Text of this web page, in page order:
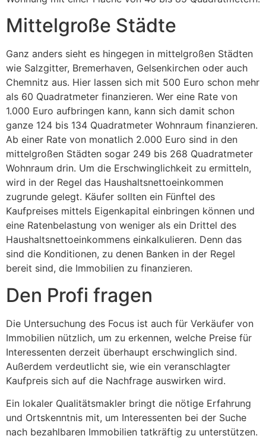
Mittelgroße Städte
Ganz anders sieht es hingegen in mittelgroßen Städten
wie Salzgitter, Bremerhaven, Gelsenkirchen oder auch
Chemnitz aus. Hier lassen sich mit 500 Euro schon mehr
als 60 Quadratmeter finanzieren. Wer eine Rate von
1.000 Euro aufbringen kann, kann sich damit schon
ganze 124 bis 134 Quadratmeter Wohnraum finanzieren.
Ab einer Rate von monatlich 2.000 Euro sind in den
mittelgroßen Städten sogar 249 bis 268 Quadratmeter
Wohnraum drin. Um die Erschwinglichkeit zu ermitteln,
wird in der Regel das Haushaltsnettoeinkommen
zugrunde gelegt. Käufer sollten ein Fünftel des
Kaufpreises mittels Eigenkapital einbringen können und
eine Ratenbelastung von weniger als ein Drittel des
Haushaltsnettoeinkommens einkalkulieren. Denn das
sind die Konditionen, zu denen Banken in der Regel
bereit sind, die Immobilien zu finanzieren.
Den Profi fragen
Die Untersuchung des Focus ist auch für Verkäufer von
Immobilien nützlich, um zu erkennen, welche Preise für
Interessenten derzeit überhaupt erschwinglich sind.
Außerdem verdeutlicht sie, wie ein veranschlagter
Kaufpreis sich auf die Nachfrage auswirken wird.
Ein lokaler Qualitätsmakler bringt die nötige Erfahrung
und Ortskenntnis mit, um Interessenten bei der Suche
nach bezahlbaren Immobilien tatkräftig zu unterstützen.